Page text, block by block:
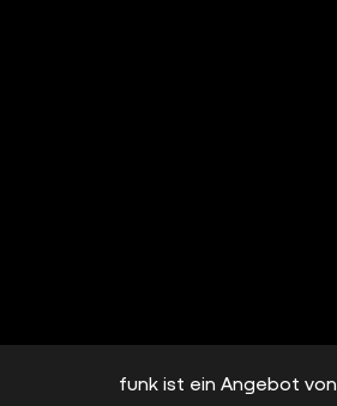
funk ist ein Angebot von